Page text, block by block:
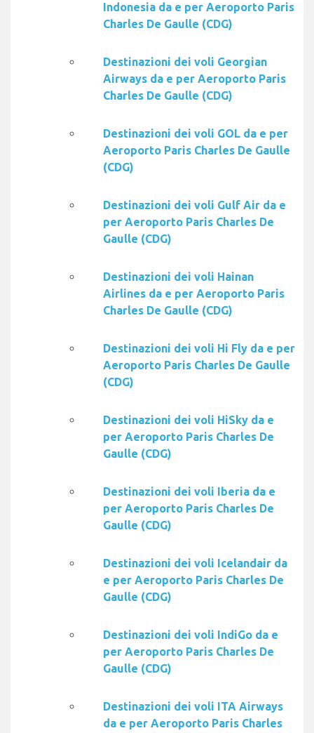
Indonesia da e per Aeroporto Paris
Charles De Gaulle (CDG)
Destinazioni dei voli Georgian
Airways da e per Aeroporto Paris
Charles De Gaulle (CDG)
Destinazioni dei voli GOL da e per
Aeroporto Paris Charles De Gaulle
(CDG)
Destinazioni dei voli Gulf Air da e
per Aeroporto Paris Charles De
Gaulle (CDG)
Destinazioni dei voli Hainan
Airlines da e per Aeroporto Paris
Charles De Gaulle (CDG)
Destinazioni dei voli Hi Fly da e per
Aeroporto Paris Charles De Gaulle
(CDG)
Destinazioni dei voli HiSky da e
per Aeroporto Paris Charles De
Gaulle (CDG)
Destinazioni dei voli Iberia da e
per Aeroporto Paris Charles De
Gaulle (CDG)
Destinazioni dei voli Icelandair da
e per Aeroporto Paris Charles De
Gaulle (CDG)
Destinazioni dei voli IndiGo da e
per Aeroporto Paris Charles De
Gaulle (CDG)
Destinazioni dei voli ITA Airways
da e per Aeroporto Paris Charles